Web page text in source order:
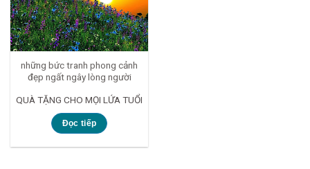
những bức tranh phong cảnh
đẹp ngất ngây lòng người
QUÀ TẶNG CHO MỌI LỨA TUỔI
Đọc tiếp